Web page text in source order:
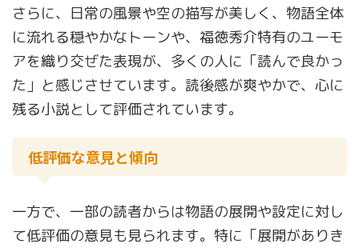
さらに、日常の風景や空の描写が美しく、物語全体
に流れる穏やかなトーンや、福徳秀介特有のユーモ
アを織り交ぜた表現が、多くの人に「読んで良かっ
た」と感じさせています。読後感が爽やかで、心に
残る小説として評価されています。
低評価な意見と傾向
一方で、一部の読者からは物語の展開や設定に対し
て低評価の意見も見られます。特に「展開がありき